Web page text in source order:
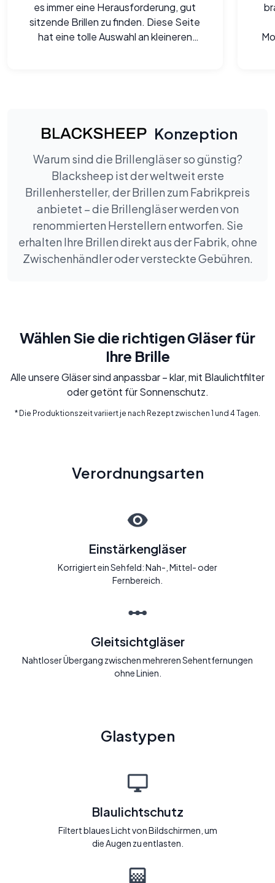
es immer eine Herausforderung, gut
sitzende Brillen zu finden. Diese Seite
hat eine tolle Auswahl an kleineren
Konzeption
Warum sind die Brillengläser so günstig?
Blacksheep ist der weltweit erste
Brillenhersteller, der Brillen zum Fabrikpreis
anbietet – die Brillengläser werden von
renommierten Herstellern entworfen. Sie
erhalten Ihre Brillen direkt aus der Fabrik, ohne
Zwischenhändler oder versteckte Gebühren.
Wählen Sie die richtigen Gläser für
Ihre Brille
Alle unsere Gläser sind anpassbar – klar, mit Blaulichtfilter
oder getönt für Sonnenschutz.
* Die Produktionszeit variiert je nach Rezept zwischen 1 und 4 Tagen.
Verordnungsarten
Einstärkengläser
Korrigiert ein Sehfeld: Nah-, Mittel- oder
Fernbereich.
Gleitsichtgläser
Nahtloser Übergang zwischen mehreren Sehentfernungen
ohne Linien.
Glastypen
Blaulichtschutz
Filtert blaues Licht von Bildschirmen, um
die Augen zu entlasten.